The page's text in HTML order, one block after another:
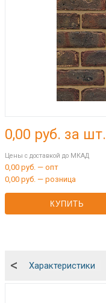
0,00 руб. за шт.
Цены с доставкой до МКАД
0,00 руб. — опт
0,00 руб. — розница
КУПИТЬ
Характеристики
<